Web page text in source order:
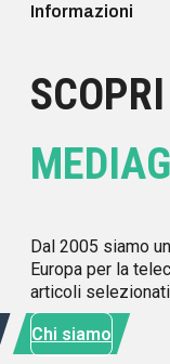
Informazioni
Dal 2005 siamo
Europa per la
articoli
Chi siamo